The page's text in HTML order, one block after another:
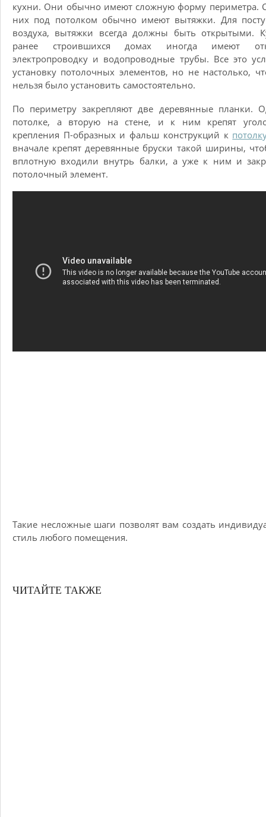
кухни. Они обычно имеют сложную форму периметра.
них под потолком обычно имеют вытяжки. Для
воздуха, вытяжки всегда должны быть открытыми.
ранее строившихся домах иногда имеют
электропроводку и водопроводные трубы. Все это
установку потолочных элементов, но не настолько,
нельзя было установить самостоятельно.
По периметру закрепляют две деревянные планки.
потолке, а вторую на стене, и к ним крепят
крепления П-образных и фальш конструкций к
вначале крепят деревянные бруски такой ширины,
вплотную входили внутрь балки, а уже к ним и
потолочный элемент.
Такие несложные шаги позволят вам создать
стиль любого помещения.
ЧИТАЙТЕ ТАКЖЕ